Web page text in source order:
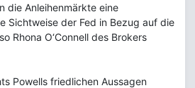
die Anleihenmärkte eine
Sichtweise der Fed in Bezug auf die
Rhona O‘Connell des Brokers
Powells friedlichen Aussagen